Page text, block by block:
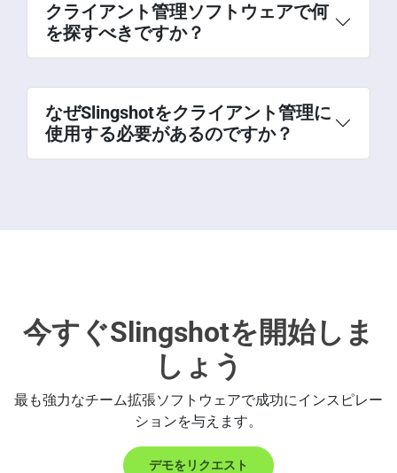
クライアント管理ソフトウェアで何
を探すべきですか？
なぜSlingshotをクライアント管理に
使用する必要があるのですか？
今すぐSlingshotを開始しま
しょう
最も強力なチーム拡張ソフトウェアで成功にインスピレー
ションを与えます。
デモをリクエスト